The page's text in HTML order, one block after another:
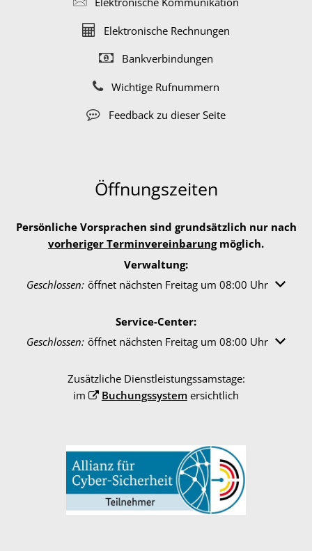
Elektronische Rechnungen
Bankverbindungen
Wichtige Rufnummern
Feedback zu dieser Seite
Öffnungszeiten
Persönliche Vorsprachen sind grundsätzlich nur nach
vorheriger Terminvereinbarungmöglich.
Verwaltung:
Klicken, um weitere Öffnungs- oder Schließzeiten
Geschlossen: öffnet nächsten Freitag um 08:00 Uhr
Service-Center:
Klicken, um weitere Öffnungs- oder Schließzeiten
Geschlossen: öffnet nächsten Freitag um 08:00 Uhr
Zusätzliche Dienstleistungssamstage:
im
Buchungssystemersichtlich